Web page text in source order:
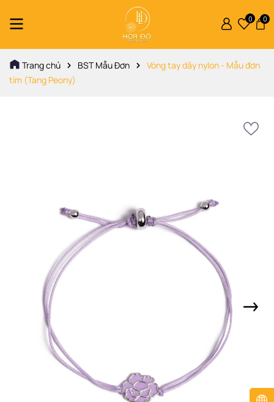
0 0
Trang chủ BST Mẫu Đơn
Vòng tay dây nylon - Mẫu đơn
tím (Tang Peony)